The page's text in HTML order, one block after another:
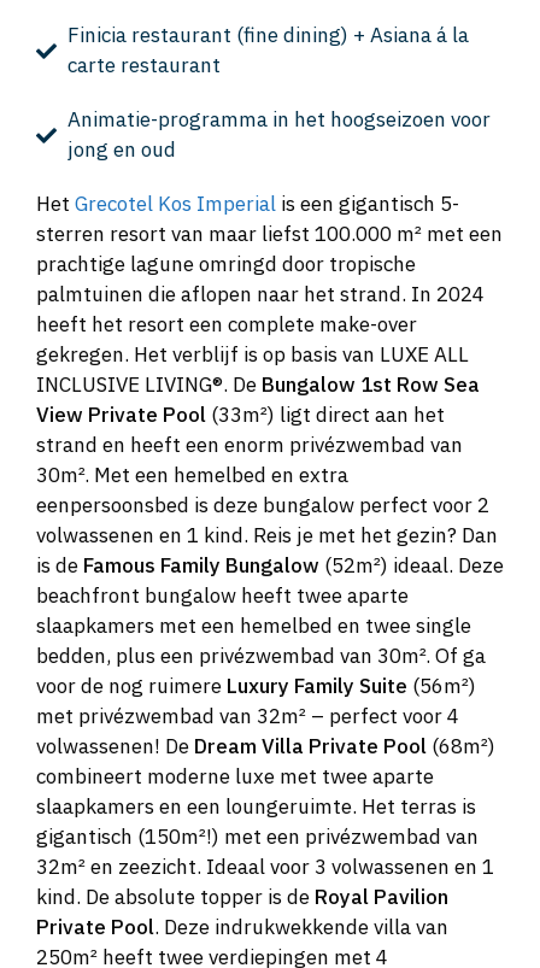
Finicia restaurant (fine dining) + Asiana á la
carte restaurant
Animatie-programma in het hoogseizoen voor
jong en oud
Het Grecotel Kos Imperial is een gigantisch 5-
sterren resort van maar liefst 100.000 m² met een
prachtige lagune omringd door tropische
palmtuinen die aflopen naar het strand. In 2024
heeft het resort een complete make-over
gekregen. Het verblijf is op basis van LUXE ALL
INCLUSIVE LIVING®. De Bungalow 1st Row Sea
View Private Pool (33m²) ligt direct aan het
strand en heeft een enorm privézwembad van
30m². Met een hemelbed en extra
eenpersoonsbed is deze bungalow perfect voor 2
volwassenen en 1 kind. Reis je met het gezin? Dan
is de Famous Family Bungalow (52m²) ideaal. Deze
beachfront bungalow heeft twee aparte
slaapkamers met een hemelbed en twee single
bedden, plus een privézwembad van 30m². Of ga
voor de nog ruimere Luxury Family Suite (56m²)
met privézwembad van 32m² – perfect voor 4
volwassenen! De Dream Villa Private Pool (68m²)
combineert moderne luxe met twee aparte
slaapkamers en een loungeruimte. Het terras is
gigantisch (150m²!) met een privézwembad van
32m² en zeezicht. Ideaal voor 3 volwassenen en 1
kind. De absolute topper is de Royal Pavilion
Private Pool. Deze indrukwekkende villa van
250m² heeft twee verdiepingen met 4